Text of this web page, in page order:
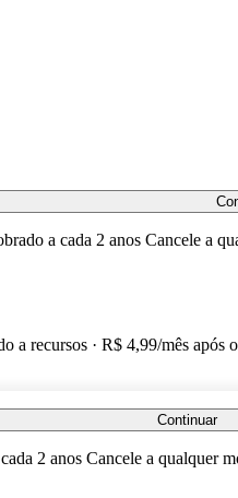
a cada 2 anos Cancele a
a recursos · R$ 4,99/mês após
Continuar
2 anos Cancele a qualquer